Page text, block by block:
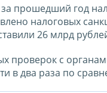
прошедший год
налоговых
26 млрд
проверок с
в два раза по